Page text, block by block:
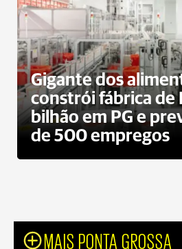
Gigante dos
constrói fábrica de
bilhão em PG e
de 500 empregos
MAIS PONTA GROSSA